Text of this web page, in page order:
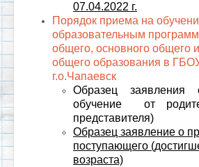
07.04.2022 г.
Порядок приема на
образовательным
общего, основного общего
общего образования в
г.о.Чапаевск
Образец
обучение от
представителя)
Образец заявление о
поступающего
возраста)